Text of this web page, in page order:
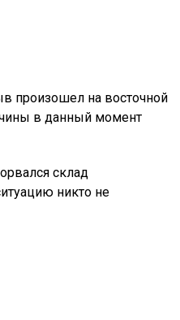
произошел на восточной
в данный момент
склад
никто не